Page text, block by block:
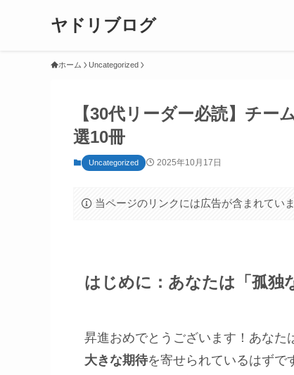
ヤドリブログ
ホーム Uncategorized
【30代リーダー必読】チ
選10冊
Uncategorized 2025年10月17日
当ページのリンクには広告が含まれていま
はじめに：あなたは「孤独
昇進おめでとうございます！あなた
大きな期待を寄せられているはずで